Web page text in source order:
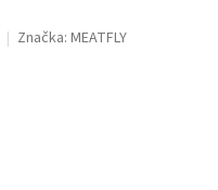
Značka: MEATFLY